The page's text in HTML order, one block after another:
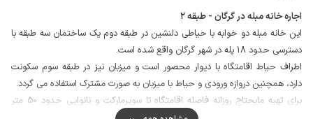
اجاره خانه مبله در گرگان - طبقه 2
این خانه مبله دو خوابه با حیاطی دلنشین در طبقه دوم یک ساختمان سه طبقه با
دسترسی حدود 18 پله در شهر گرگان واقع شده است.
اطراف حیاط اقامتگاه با دیوار محصور است و میزبان نیز در طبقه سوم سکونت
دارد، همچنین دروازه ورودی و حیاط با میزبان به صورت مشترک استفاده می گردد.
برای تهیه مایحتاج روزانه فاصله اقامتگاه تا سوپرمارکت و نانوایی حدود 50 متر